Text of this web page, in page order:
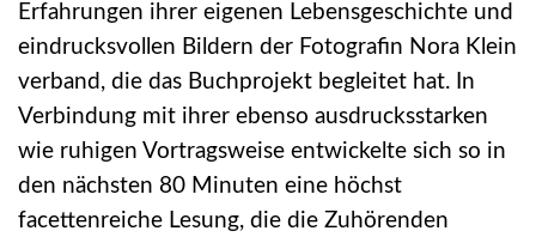
Erfahrungen ihrer eigenen Lebensgeschichte und
eindrucksvollen Bildern der Fotografin Nora Klein
verband, die das Buchprojekt begleitet hat. In
Verbindung mit ihrer ebenso ausdrucksstarken
wie ruhigen Vortragsweise entwickelte sich so in
den nächsten 80 Minuten eine höchst
facettenreiche Lesung, die die Zuhörenden